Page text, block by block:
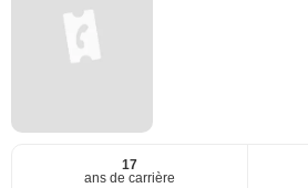
17
ans de carrière